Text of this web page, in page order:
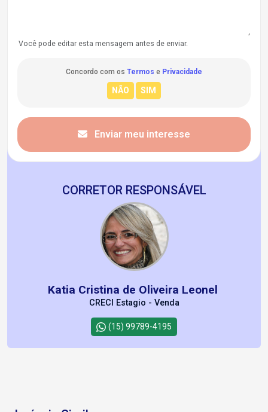
Você pode editar esta mensagem antes de enviar.
Concordo com os Termos e Privacidade
Enviar meu interesse
CORRETOR RESPONSÁVEL
Katia Cristina de Oliveira Leonel
CRECI Estagio - Venda
(15) 99789-4195